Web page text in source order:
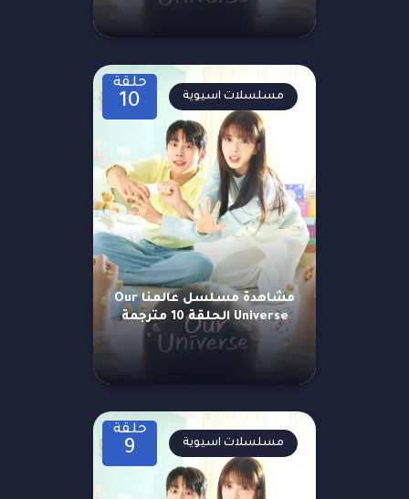
حلقة
10
مشاهدة مسلسل عالمنا Our
Universe الحلقة 10 مترجمة
مسلسلات اسيوية
حلقة
9 مسلسلات اسيوية